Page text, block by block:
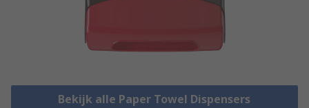
Bekijk alle Paper Towel Dispensers